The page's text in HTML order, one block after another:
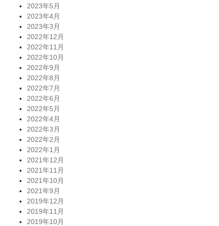
2023年5月
2023年4月
2023年3月
2022年12月
2022年11月
2022年10月
2022年9月
2022年8月
2022年7月
2022年6月
2022年5月
2022年4月
2022年3月
2022年2月
2022年1月
2021年12月
2021年11月
2021年10月
2021年9月
2019年12月
2019年11月
2019年10月